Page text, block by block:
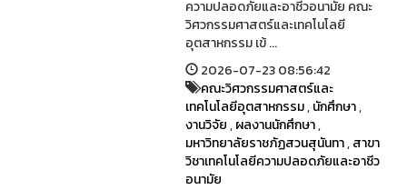
ความปลอดภัยและอาชีวอนามัย คณะ
วิศวกรรมศาสตร์และเทคโนโลยี
อุตสาหกรรม เข้ ...
2026-07-23 08:56:42
คณะวิศวกรรมศาสตร์และ
เทคโนโลยีอุตสาหกรรม,นักศึกษา,
งานวิจัย,ผลงานนักศึกษา,
มหาวิทยาลัยราชภัฏสวนสุนันทา,สาขา
วิชาเทคโนโลยีความปลอดภัยและอาชีว
อนามัย